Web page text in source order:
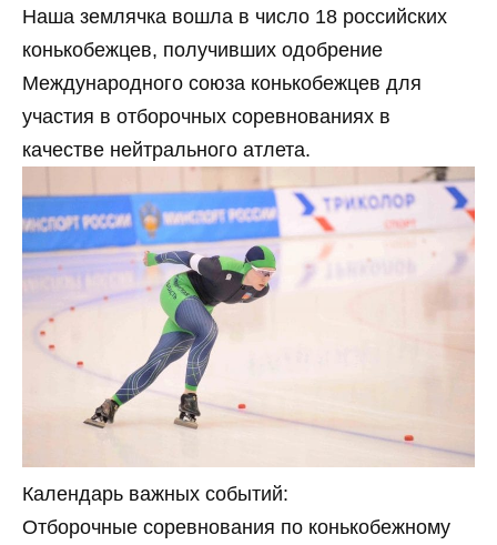
Наша землячка вошла в число 18 российских
конькобежцев, получивших одобрение
Международного союза конькобежцев для
участия в отборочных соревнованиях в
качестве нейтрального атлета.
Календарь важных событий:
Отборочные соревнования по конькобежному